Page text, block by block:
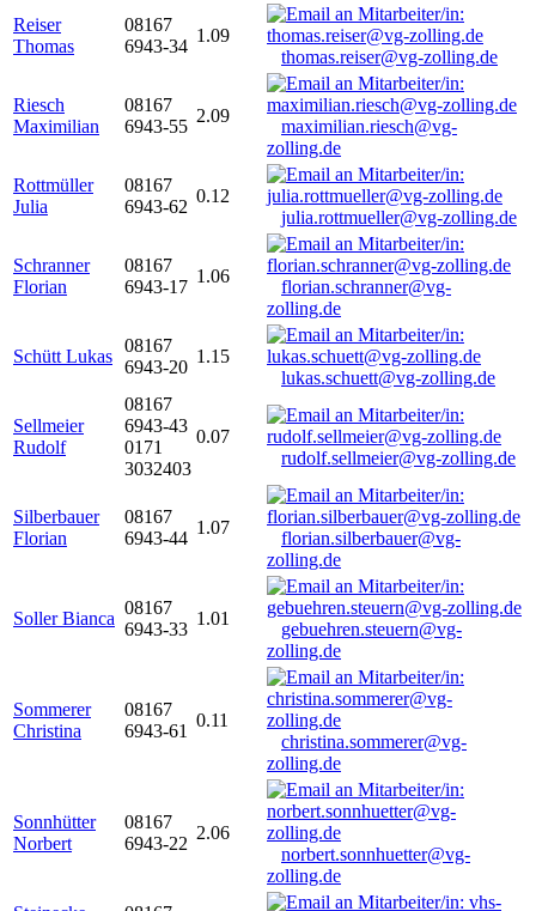
Reiser
Thomas
08167
6943-34
1.09
thomas.reiser@vg-zolling.de
Riesch
Maximilian
08167
6943-55
2.09
maximilian.riesch@vg-
zolling.de
Rottmüller
Julia
08167
6943-62
0.12
julia.rottmueller@vg-zolling.de
Schranner
Florian
08167
6943-17
1.06
florian.schranner@vg-
zolling.de
Schütt Lukas
08167
6943-20
1.15
lukas.schuett@vg-zolling.de
Sellmeier
Rudolf
08167
6943-43
0171
3032403
0.07
rudolf.sellmeier@vg-zolling.de
Silberbauer
Florian
08167
6943-44
1.07
florian.silberbauer@vg-
zolling.de
Soller Bianca
08167
6943-33
1.01
gebuehren.steuern@vg-
zolling.de
Sommerer
Christina
08167
6943-61
0.11
christina.sommerer@vg-
zolling.de
Sonnhütter
Norbert
08167
6943-22
2.06
norbert.sonnhuetter@vg-
zolling.de